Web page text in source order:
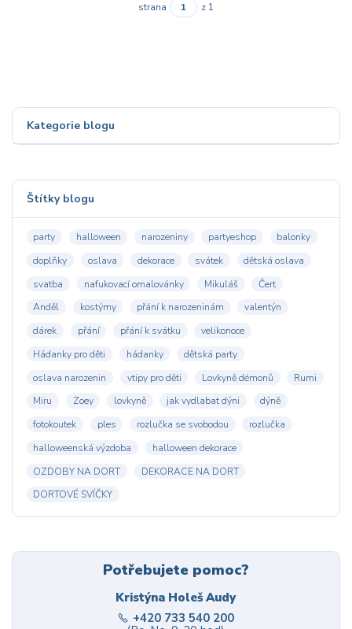
Kategorie blogu
Štítky blogu
party halloween narozeniny partyeshop
balonky
doplňky
oslava dekorace svátek
dětská oslava
svatba
nafukovací omalovánky Mikuláš
Čert
Anděl
kostýmy přání k narozeninám
valentýn
dárek
přání přání k svátku
velikonoce
Hádanky pro děti
hádanky
dětská party
oslava narozenin
vtipy pro děti Lovkyně démonů
Rumi
Miru
Zoey lovkyně jak vydlabat dýni
dýně
fotokoutek
ples rozlučka se svobodou
rozlučka
halloweenská výzdoba
halloween dekorace
OZDOBY NA DORT
DEKORACE NA DORT
DORTOVÉ SVÍČKY
Potřebujete pomoc?
Kristýna Holeš Audy
+420 733 540 200
strana z 1